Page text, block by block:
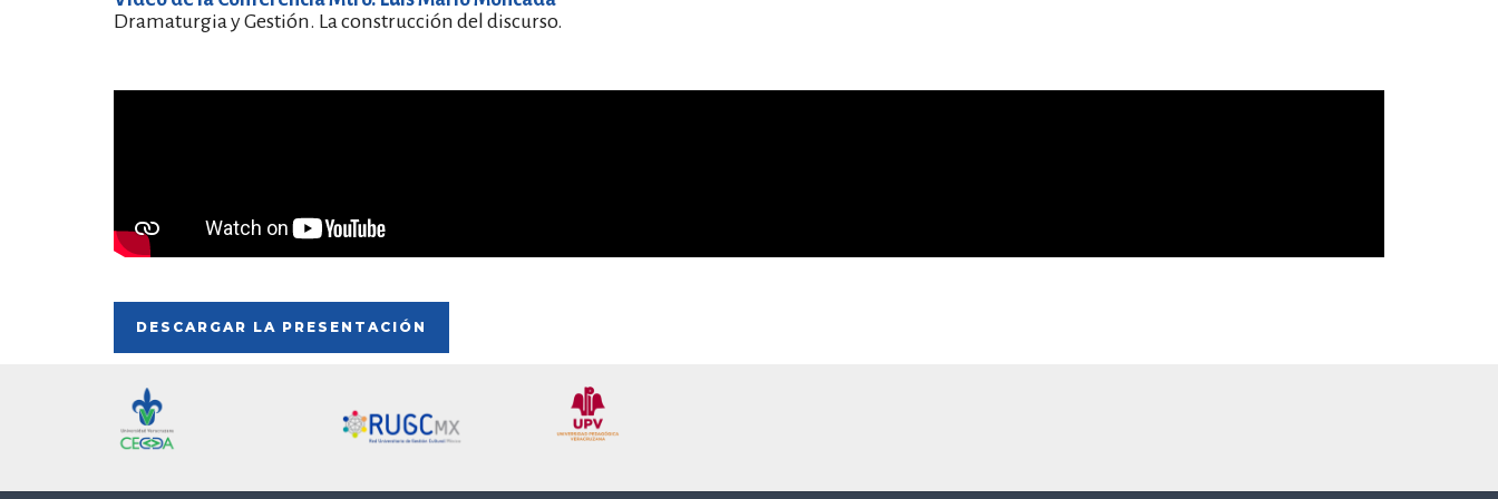
Dramaturgia y Gestión. La construcción del discurso.
DESCARGAR LA PRESENTACIÓN